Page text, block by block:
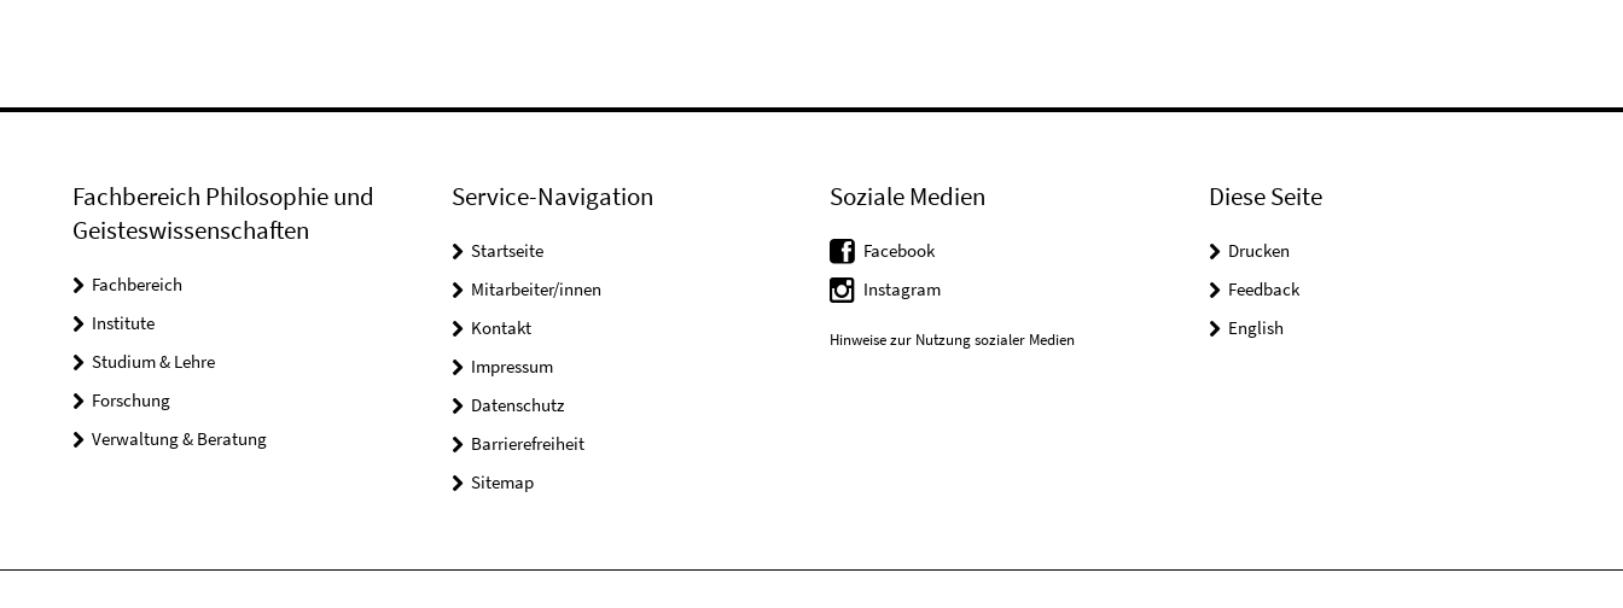
Fachbereich Philosophie und
Geisteswissenschaften
Fachbereich
Institute
Studium & Lehre
Forschung
Verwaltung & Beratung
Service-Navigation
Startseite
Mitarbeiter/innen
Kontakt
Impressum
Datenschutz
Barrierefreiheit
Sitemap
Soziale Medien
Facebook
Instagram
Hinweise zur Nutzung sozialer Medien
Diese Seite
Drucken
Feedback
English